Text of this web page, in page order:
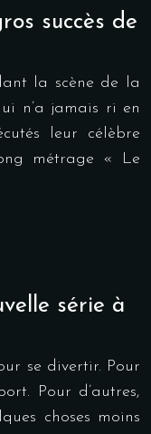
succès de
la scène de la
n’a jamais ri en
leur célèbre
métrage « Le
série à
se divertir. Pour
Pour d’autres,
choses moins